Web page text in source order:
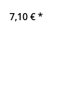
7,10 €*